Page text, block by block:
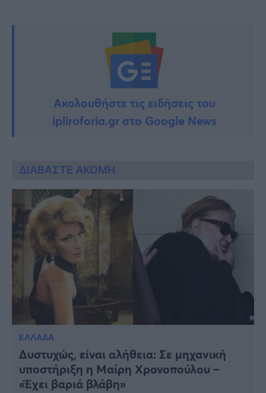
Ακολουθήστε τις ειδήσεις του
ipliroforia.gr στο Google News
ΔΙΑΒΑΣΤΕ ΑΚΟΜΗ
ΕΛΛΑΔΑ
Δυστυχώς, είναι αλήθεια: Σε μηχανική
υποστήριξη η Μαίρη Χρονοπούλου –
«Έχει βαριά βλάβη»